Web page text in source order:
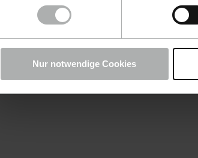
Nur notwendige Cookies